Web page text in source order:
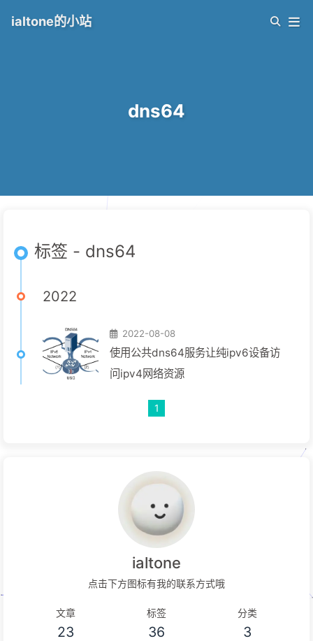
ialtone的小站
dns64
标签 - dns64
2022
2022-08-08
使用公共dns64服务让纯ipv6设备访
问ipv4网络资源
1
ialtone
点击下方图标有我的联系方式哦
文章
23
标签
36
分类
3